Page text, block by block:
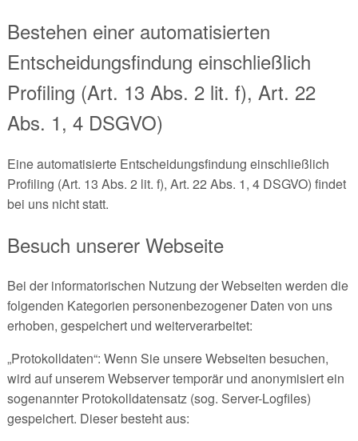
Bestehen einer automatisierten
Entscheidungsfindung einschließlich
Profiling (Art. 13 Abs. 2 lit. f), Art. 22
Abs. 1, 4 DSGVO)
Eine automatisierte Entscheidungsfindung einschließlich
Profiling (Art. 13 Abs. 2 lit. f), Art. 22 Abs. 1, 4 DSGVO) findet
bei uns nicht statt.
Besuch unserer Webseite
Bei der informatorischen Nutzung der Webseiten werden die
folgenden Kategorien personenbezogener Daten von uns
erhoben, gespeichert und weiterverarbeitet:
„Protokolldaten“: Wenn Sie unsere Webseiten besuchen,
wird auf unserem Webserver temporär und anonymisiert ein
sogenannter Protokolldatensatz (sog. Server-Logfiles)
gespeichert. Dieser besteht aus: